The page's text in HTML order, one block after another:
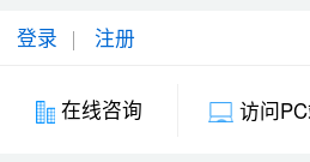
登录 注册
在线咨询 访问